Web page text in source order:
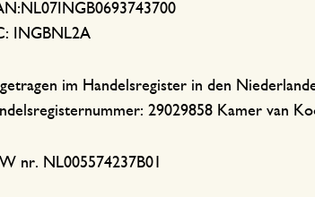
INGBNL2A
im Handelsregister in den
29029858 Kamer van
nr. NL005574237B01